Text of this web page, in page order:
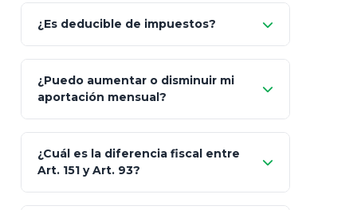
GNP (Proyecta)
Seguros Monterrey
Skandia (Crea)
MetLife (MetaLife)
¿Es deducible de impuestos?
¿Puedo aumentar o disminuir mi
aportación mensual?
¿Cuál es la diferencia fiscal entre
Art. 151 y Art. 93?